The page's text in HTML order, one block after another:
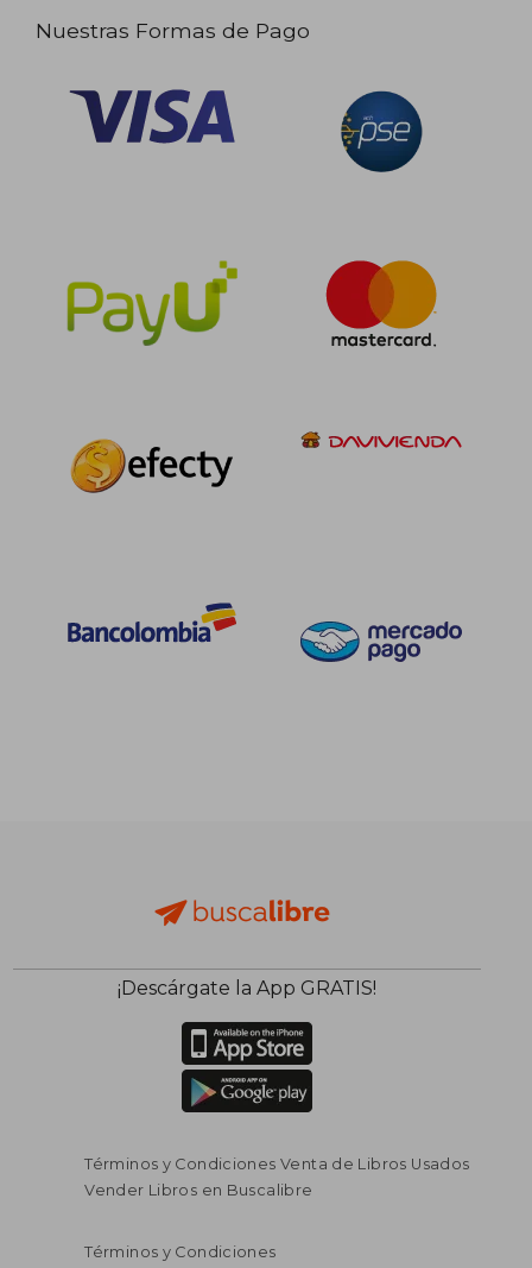
Nuestras Formas de Pago
¡Descárgate la App GRATIS!
Términos y Condiciones Venta de Libros Usados
Vender Libros en Buscalibre
Términos y Condiciones